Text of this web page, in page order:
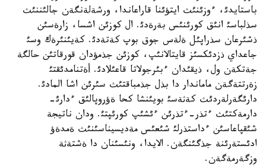
باستايدئ، ءوزئنئث ايتؤئنا قاراعاندا، ورشةلةنگةن جالئننئث
سذلباسئ انئق كورئنئس بةرةدئ. ال كوزئن اشسا، زارةسئن
ذشئرعان سذراپئل ةلةس جوق بوپ كةتةدئ. كةيئنئرةك وسئ
جاعداي ذزدئكسئز قايتالانئپ، كوزئن جذمؤدان قورقاتئن حالگة
جةتكةن ول، ذيقئدان ءبئرجولاتا قاعئلادئ. أةتنامدئقتئ
زةرتتةگةن ماماندار دا بذل جذمباقتئث سئرئن اشا المادئ.
دارئگةرلةردئث كةثةسئ بويئنشا كحا ةؤروپالئق ءدارئ-
دارمةكتئث ءتذر-ءتذرئن ءئشئپ كورئپتئ. ودان ناتيجة
شئقپاعاسئن ءداستذرلئ شئعئس مةديسيناسئنئث ةمدةؤ
ادئستةرئنة جذگئنگةن. الايدا، ونئسئنان دا ةشتةثة
وزگةرمةگةن.